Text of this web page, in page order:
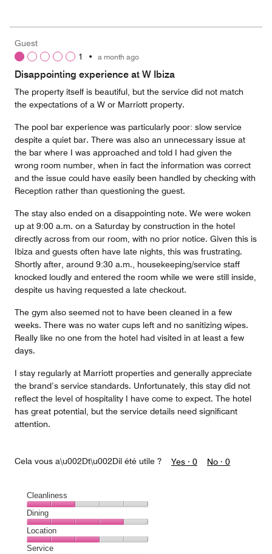
5
2
out
Guest
1
• a month ago
Disappointing experience at W Ibiza
The property itself is beautiful, but the service did not match
the expectations of a W or Marriott property.
The pool bar experience was particularly poor: slow service
despite a quiet bar. There was also an unnecessary issue at
the bar where I was approached and told I had given the
wrong room number, when in fact the information was correct
and the issue could have easily been handled by checking with
Reception rather than questioning the guest.
The stay also ended on a disappointing note. We were woken
up at 9:00 a.m. on a Saturday by construction in the hotel
directly across from our room, with no prior notice. Given this is
Ibiza and guests often have late nights, this was frustrating.
Shortly after, around 9:30 a.m., housekeeping/service staff
knocked loudly and entered the room while we were still inside,
despite us having requested a late checkout.
The gym also seemed not to have been cleaned in a few
weeks. There was no water cups left and no sanitizing wipes.
Really like no one from the hotel had visited in at least a few
days.
I stay regularly at Marriott properties and generally appreciate
the brand’s service standards. Unfortunately, this stay did not
reflect the level of hospitality I have come to expect. The hotel
has great potential, but the service details need significant
attention.
Cela vous a\u002Dt\u002Dil été utile ? Yes · 0 No · 0
Cleanliness
Cleanliness,
2
out
of
Dining
Dining,
4
Location
Location,
Service